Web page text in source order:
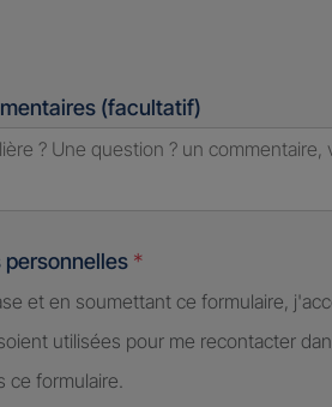
(facultatif)
personnelles *
et en soumettant ce formulaire,
utilisées pour me recontacter
formulaire.